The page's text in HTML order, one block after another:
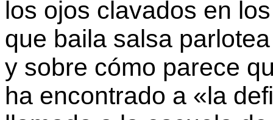
los ojos clavados en
que baila salsa
y sobre cómo parece
ha encontrado a «la